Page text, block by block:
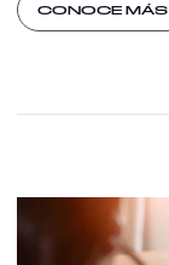
CONOCE MÁS